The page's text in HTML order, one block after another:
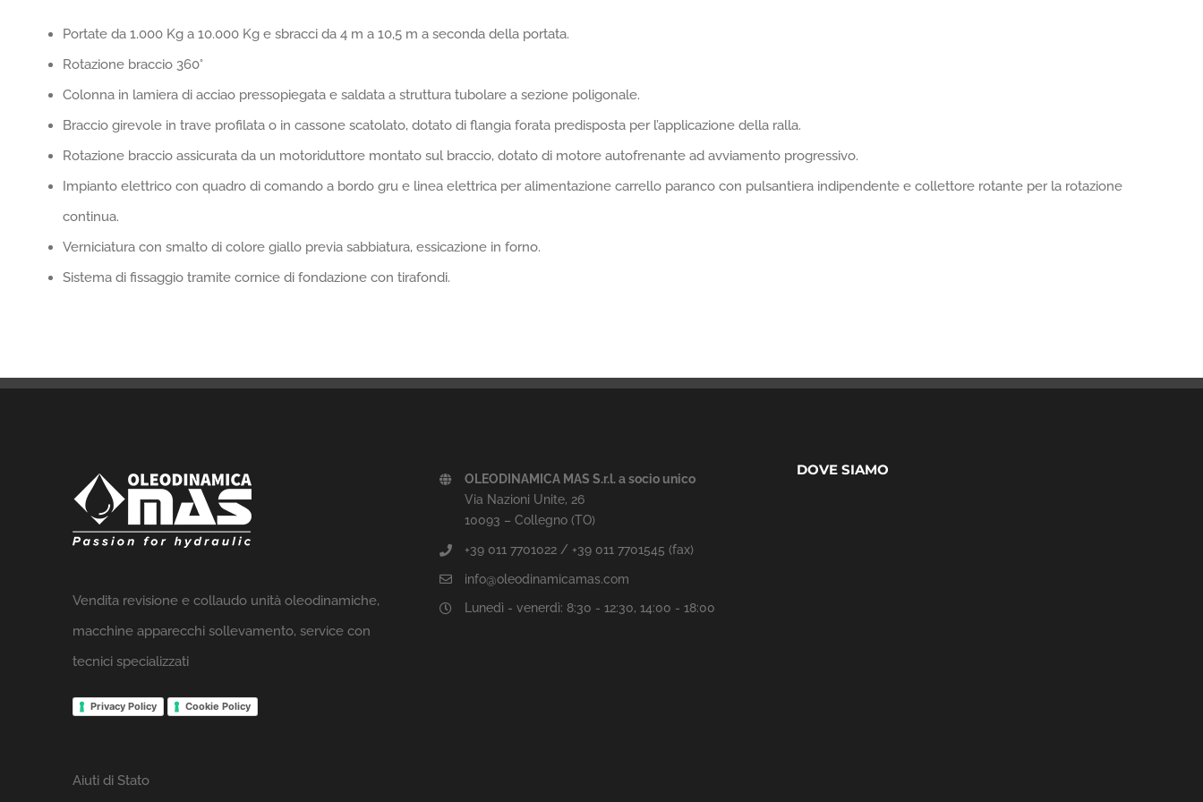
Portate da 1.000 Kg a 10.000 Kg e sbracci da 4 m a 10,5 m a seconda della portata.
Rotazione braccio 360°
Colonna in lamiera di acciao pressopiegata e saldata a struttura tubolare a sezione poligonale.
Braccio girevole in trave profilata o in cassone scatolato, dotato di flangia forata predisposta per l’applicazione della ralla.
Rotazione braccio assicurata da un motoriduttore montato sul braccio, dotato di motore autofrenante ad avviamento progressivo.
Impianto elettrico con quadro di comando a bordo gru e linea elettrica per alimentazione carrello paranco con pulsantiera indipendente e collettore rotante per la rotazione
continua.
Verniciatura con smalto di colore giallo previa sabbiatura, essicazione in forno.
Sistema di fissaggio tramite cornice di fondazione con tirafondi.
Vendita revisione e collaudo unità oleodinamiche,
macchine apparecchi sollevamento, service con
tecnici specializzati
Privacy Policy Cookie Policy
Aiuti di Stato
OLEODINAMICA MAS S.r.l. a socio unico
Via Nazioni Unite, 26
10093 – Collegno (TO)
+39 011 7701022 / +39 011 7701545 (fax)
info@oleodinamicamas.com
Lunedì - venerdì: 8:30 - 12:30, 14:00 - 18:00
DOVE SIAMO